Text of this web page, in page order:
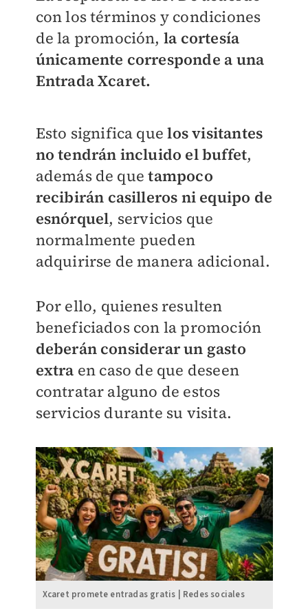
con los términos y condiciones
de la promoción, la cortesía
únicamente corresponde a una
Entrada Xcaret.
Esto significa quelos visitantes
no tendrán incluido el buffet,
además de quetampoco
recibirán casilleros ni equipo de
esnórquel, servicios que
normalmente pueden
adquirirse de manera adicional.
Por ello, quienes resulten
beneficiados con la promoción
deberán considerar un gasto
extra en caso de que deseen
contratar alguno de estos
servicios durante su visita.
Xcaret promete entradas gratis | Redes sociales